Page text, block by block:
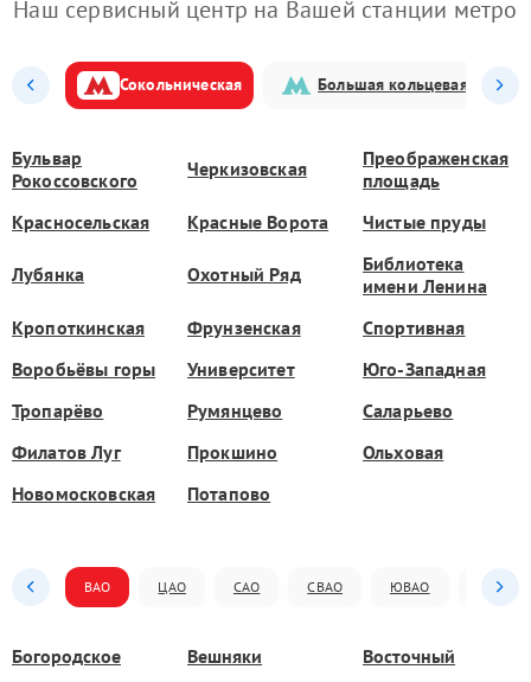
Наш сервисный центр на Вашей станции метро
Сокольническая Большая кольцевая
Бульвар
Рокоссовского
Черкизовская
Преображенская
площадь
Красносельская
Красные Ворота Чистые пруды
Лубянка Охотный Ряд
Библиотека
имени Ленина
Кропоткинская
Фрунзенская
Спортивная
Воробьёвы горы
Университет
Юго-Западная
Тропарёво
Румянцево
Саларьево
Филатов Луг
Прокшино
Ольховая
Новомосковская
Потапово
ВАО ЦАО САО СВАО ЮВАО ЮАО
Богородское Вешняки
Восточный